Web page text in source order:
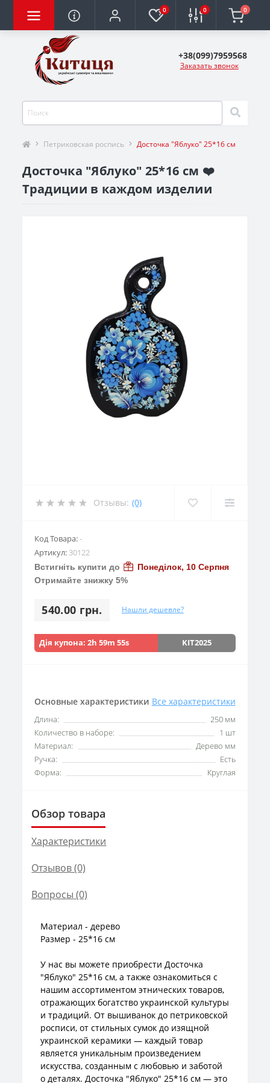
0 0 0
+38(099)7959568
Заказать звонок
Петриковская роспись Досточка "Яблуко" 25*16 см
Досточка "Яблуко" 25*16 см ❤️
Традиции в каждом изделии
Отзывы: (0)
Код Товара:-
Артикул: 30122
Встигніть купити до
Понеділок, 10 Серпня
Отримайте знижку 5%
540.00 грн. Нашли дешевле?
Дія купона:2h 59m 53s KIT2025
Основные характеристики Все характеристики
Длина:
250 мм
Количество в наборе:
1 шт
Материал:
Дерево мм
Ручка:
Есть
Форма:
Круглая
Обзор товара
Характеристики
Отзывов (0)
Вопросы (0)
Материал - дерево
Размер - 25*16 см
У нас вы можете приобрести Досточка
"Яблуко" 25*16 см, а также ознакомиться с
нашим ассортиментом этнических товаров,
отражающих богатство украинской культуры
и традиций. От вышиванок до петриковской
росписи, от стильных сумок до изящной
украинской керамики — каждый товар
является уникальным произведением
искусства, созданным с любовью и заботой
о деталях. Досточка "Яблуко" 25*16 см — это